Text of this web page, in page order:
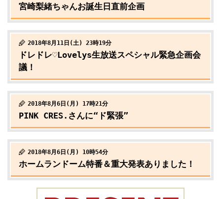
宮崎梨緒ちゃんお誕生日直前企画
2018年8月11日(土) 23時19分
ドレドレ♡Lovelys生放送スペシャル緊急企画会
議！
2018年8月6日(月) 17時21分
PINK CRES.さんに“ド緊張”
2018年8月6日(月) 10時54分
ホームランドーム特番＆重大発表ありました！